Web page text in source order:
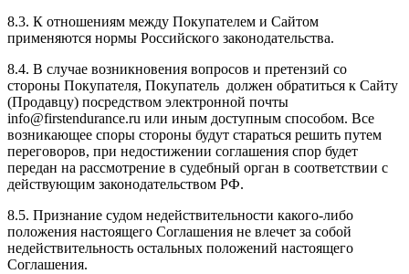
8.3. К отношениям между Покупателем и Сайтом
применяются нормы Российского законодательства.
8.4. В случае возникновения вопросов и претензий со
стороны Покупателя, Покупатель должен обратиться к Сайту
(Продавцу) посредством электронной почты
info@firstendurance.ru или иным доступным способом. Все
возникающее споры стороны будут стараться решить путем
переговоров, при недостижении соглашения спор будет
передан на рассмотрение в судебный орган в соответствии с
действующим законодательством РФ.
8.5. Признание судом недействительности какого-либо
положения настоящего Соглашения не влечет за собой
недействительность остальных положений настоящего
Соглашения.